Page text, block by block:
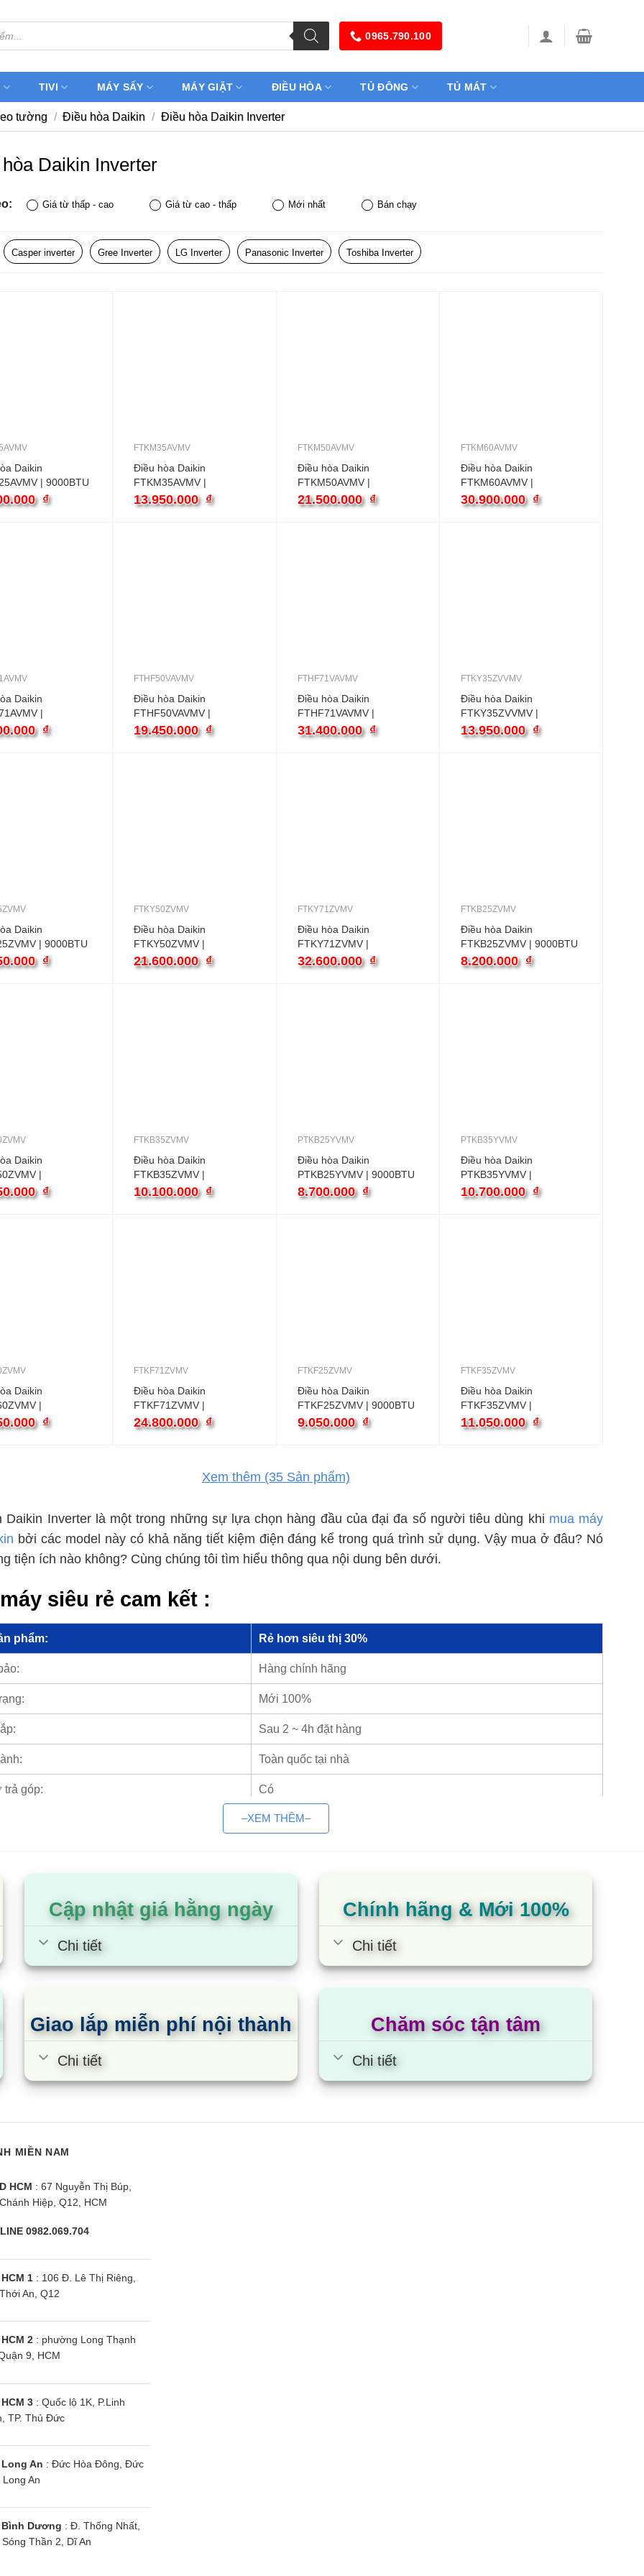
0965.790.100
TIVI MÁY SẤY MÁY GIẶT ĐIỀU HÒA TỦ ĐÔNG TỦ MÁT
tường / Điều hòa Daikin / Điều hòa Daikin Inverter
Daikin Inverter
Giá từ thấp - cao Giá từ cao - thấp Mới nhất Bán chạy
Casper inverter Gree Inverter LG Inverter Panasonic Inverter Toshiba Inverter
Daikin
| 9000BTU
inverter ₫
FTKM35AVMV
Điều hòa Daikin
FTKM35AVMV |
12000BTU 1 chiều
inverter
13.950.000 ₫
FTKM50AVMV
Điều hòa Daikin
FTKM50AVMV |
18000BTU 1 chiều
inverter
21.500.000 ₫
FTKM60AVMV
Điều hòa Daikin
FTKM60AVMV |
24000BTU 1 chiều
inverter
30.900.000 ₫
Daikin
|
1 chiều
₫
FTHF50VAVMV
Điều hòa Daikin
FTHF50VAVMV |
18000BTU 2 chiều
inverter
19.450.000 ₫
FTHF71VAVMV
Điều hòa Daikin
FTHF71VAVMV |
24200BTU 2 chiều
inverter
31.400.000 ₫
FTKY35ZVVMV
Điều hòa Daikin
FTKY35ZVVMV |
12000BTU 1 chiều
inverter
13.950.000 ₫
Daikin
| 9000BTU
inverter ₫
FTKY50ZVMV
Điều hòa Daikin
FTKY50ZVMV |
18000BTU 1 chiều
inverter
21.600.000 ₫
FTKY71ZVMV
Điều hòa Daikin
FTKY71ZVMV |
24000BTU 1 chiều
inverter
32.600.000 ₫
FTKB25ZVMV
Điều hòa Daikin
FTKB25ZVMV | 9000BTU
1 chiều inverter
8.200.000 ₫
Daikin
|
1 chiều
₫
FTKB35ZVMV
Điều hòa Daikin
FTKB35ZVMV |
12000BTU 1 chiều
inverter
10.100.000 ₫
PTKB25YVMV
Điều hòa Daikin
PTKB25YVMV | 9000BTU
1 chiều inverter
8.700.000 ₫
PTKB35YVMV
Điều hòa Daikin
PTKB35YVMV |
12000BTU 1 chiều
inverter
10.700.000 ₫
Daikin
|
1 chiều
₫
FTKF71ZVMV
Điều hòa Daikin
FTKF71ZVMV |
24000BTU 1 chiều
inverter
24.800.000 ₫
FTKF25ZVMV
Điều hòa Daikin
FTKF25ZVMV | 9000BTU
1 chiều inverter
9.050.000 ₫
FTKF35ZVMV
Điều hòa Daikin
FTKF35ZVMV |
12000BTU 1 chiều
inverter
11.050.000 ₫
Xem thêm (35 Sản phẩm)
Daikin Inverter là một trong những sự lựa chọn hàng đầu của đại đa số người tiêu dùng khi mua máy
bởi các model này có khả năng tiết kiệm điện đáng kể trong quá trình sử dụng. Vậy mua ở đâu? Nó
tiện ích nào không? Cùng chúng tôi tìm hiểu thông qua nội dung bên dưới.
siêu rẻ cam kết :
phẩm: Rẻ hơn siêu thị 30%
Hàng chính hãng
Mới 100%
Sau 2 ~ 4h đặt hàng
Toàn quốc tại nhà
trả góp: Có
Máy Siêu Rẻ là đại lý điều hòa Đaikin Inverter lớn hàng
Siêu Rẻ
bộ máy điều hòa Đaikin Inverter được nhập khẩu chính hãng 100% tại nhà máy sản xuất của hãng
phẩm có đầy đủ giấy tờ kiểm định chất lượng
bán hàng trưng bày vì chúng tôi không trưng bày sản phẩm
tiền 100% nếu sản phẩm bạn nhận được là hàng nhái kém chất lượng
–XEM THÊM–
Cập nhật giá hằng ngày
Chi tiết
Chính hãng & Mới 100%
Chi tiết
Giao lắp miễn phí nội thành
Chi tiết
Chăm sóc tận tâm
Chi tiết
MIỀN NAM
HCM : 67 Nguyễn Thị Búp,
Hiệp, Q12, HCM
0982.069.704
1: 106 Đ. Lê Thị Riêng,
An, Q12
2: phường Long Thạnh
9, HCM
3: Quốc lộ 1K, P.Linh
TP. Thủ Đức
An : Đức Hòa Đông, Đức
Long An
Bình Dương : Đ. Thống Nhất,
Sóng Thần 2, Dĩ An